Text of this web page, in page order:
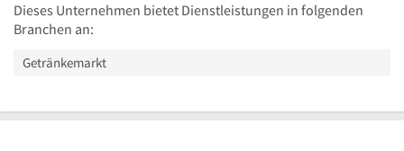
Dieses Unternehmen bietet Dienstleistungen in folgenden
Branchen an:
Getränkemarkt